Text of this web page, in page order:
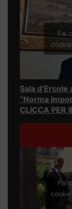
Fai
Sala
“Norma
CLICCA PER
Fai